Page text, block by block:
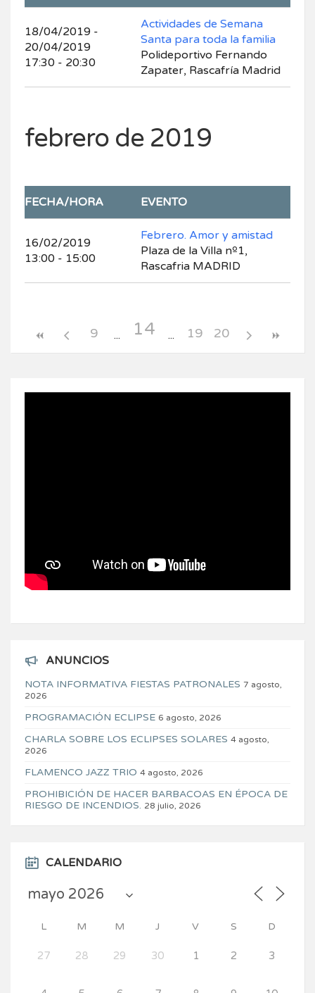
18/04/2019 -
20/04/2019
17:30 - 20:30
Actividades de Semana
Santa para toda la familia
Polideportivo Fernando
Zapater, Rascafría Madrid
febrero de 2019
FECHA/HORA EVENTO
16/02/2019
13:00 - 15:00
Febrero. Amor y amistad
Plaza de la Villa nº1,
Rascafria MADRID
9 14 19 20
ANUNCIOS
NOTA INFORMATIVA FIESTAS PATRONALES 7 agosto,
2026
PROGRAMACIÓN ECLIPSE 6 agosto, 2026
CHARLA SOBRE LOS ECLIPSES SOLARES 4 agosto,
2026
FLAMENCO JAZZ TRIO 4 agosto, 2026
PROHIBICIÓN DE HACER BARBACOAS EN ÉPOCA DE
RIESGO DE INCENDIOS. 28 julio, 2026
CALENDARIO
L M M J V S D
27 28 29 30 1 2 3